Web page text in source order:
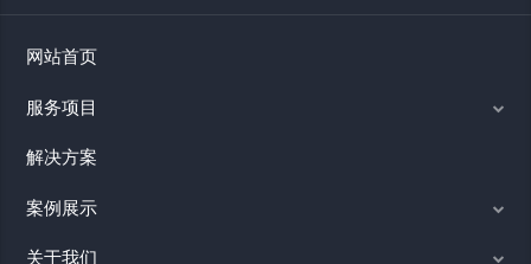
网站首页
服务项目
解决方案
案例展示
关于我们